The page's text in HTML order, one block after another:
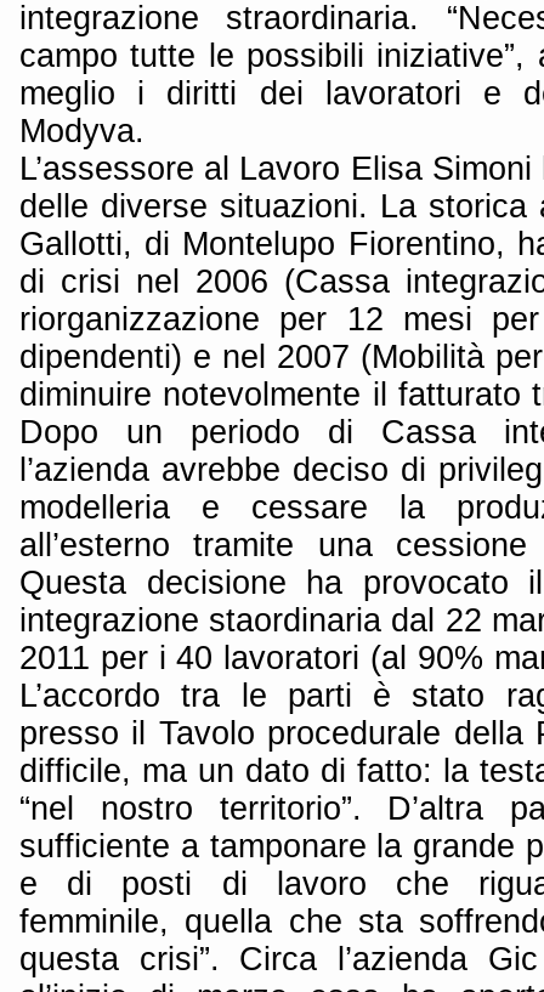
integrazione straordinaria.
campo tutte le possibili
meglio i diritti dei lavoratori e
Modyva.
L’assessore al Lavoro Elisa
delle diverse situazioni. La storica
Gallotti, di Montelupo Fiorentino,
di crisi nel 2006 (Cassa
riorganizzazione per 12 mesi
dipendenti) e nel 2007 (Mobilità
diminuire notevolmente il fatturato
Dopo un periodo di Cassa
l’azienda avrebbe deciso di
modelleria e cessare la
all’esterno tramite una
Questa decisione ha provocato
integrazione staordinaria dal 22
2011 per i 40 lavoratori (al 90%
L’accordo tra le parti è stato
presso il Tavolo procedurale della
difficile, ma un dato di fatto: la
“nel nostro territorio”. D’altra
sufficiente a tamponare la grande
e di posti di lavoro che
femminile, quella che sta
questa crisi”. Circa l’azienda